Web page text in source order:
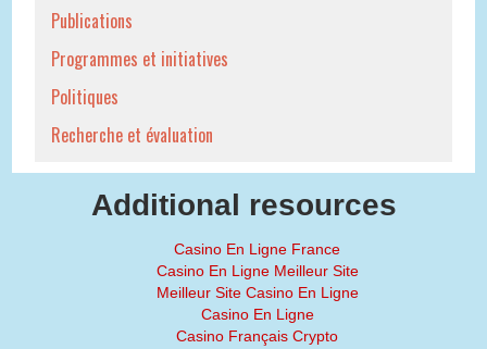
Publications
Programmes et initiatives
Politiques
Recherche et évaluation
Additional resources
Casino En Ligne France
Casino En Ligne Meilleur Site
Meilleur Site Casino En Ligne
Casino En Ligne
Casino Français Crypto